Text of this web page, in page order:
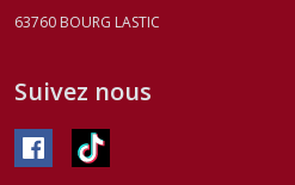
63760 BOURG LASTIC
Suivez nous